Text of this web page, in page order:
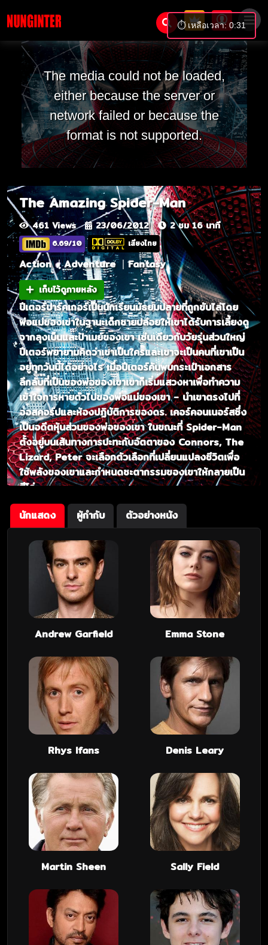
The media could not be loaded,
either because the server or
network failed or because the
format is not supported.
The Amazing Spider-Man
461 Views 23/06/2012 2 ชม 16 นาที
6.69/10 เสียงไทย
Action Adventure Fantasy
เก็บไว้ดูภายหลัง
ปีเตอร์ปาร์คเกอร์เป็นนักเรียนมัธยมปลายที่ถูกขับไล่โดย
พ่อแม่ของเขาในฐานะเด็กชายปล่อยให้เขาได้รับการเลี้ยงดู
จากลุงเบ็นและป้าเมย์ของเขา เช่นเดียวกับวัยรุ่นส่วนใหญ่
ปีเตอร์พยายามคิดว่าเขาเป็นใครและเขาจะเป็นคนที่เขาเป็น
อยู่ทุกวันนี้ได้อย่างไร เมื่อปีเตอร์ค้นพบกระเป๋าเอกสาร
ลึกลับที่เป็นของพ่อของเขาเขาก็เริ่มแสวงหาเพื่อทำความ
เข้าใจการหายตัวไปของพ่อแม่ของเขา - นำเขาตรงไปที่
ออสคอร์ปและห้องปฏิบัติการของดร. เคอร์คอนเนอร์สซึ่ง
เป็นอดีตหุ้นส่วนของพ่อของเขา ในขณะที่ Spider-Man
ตั้งอยู่บนเส้นทางการปะทะกับอัตตาของ Connors, The
Lizard, Peter จะเลือกตัวเลือกที่เปลี่ยนแปลงชีวิตเพื่อ
ใช้พลังของเขาและกำหนดชะตากรรมของเขาให้กลายเป็น
ฮีโร่
นักแสดง
ผู้กำกับ ตัวอย่างหนัง
Andrew Garfield Emma Stone
Rhys Ifans Denis Leary
Martin Sheen Sally Field
⏱️ เหลือเวลา: 0:31